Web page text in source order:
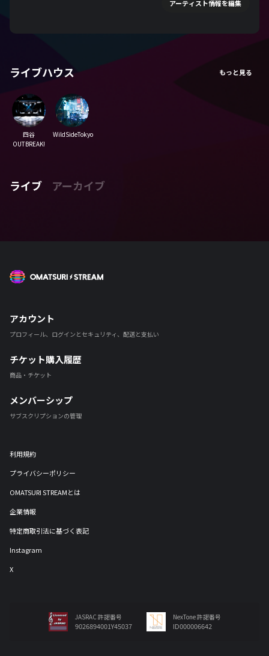
アーティスト情報を編集
ライブハウス
四谷
OUTBREAK!
WildSideTokyo
ライブ アーカイブ
アカウント
プロフィール、ログインとセキュリティ、配送と支払い
チケット購入履歴
商品・チケット
メンバーシップ
サブスクリプションの管理
利用規約
プライバシーポリシー
OMATSURI STREAMとは
企業情報
特定商取引法に基づく表記
Instagram
X
JASRAC 許諾番号
9026894001Y45037
NexTone 許諾番号
ID000006642